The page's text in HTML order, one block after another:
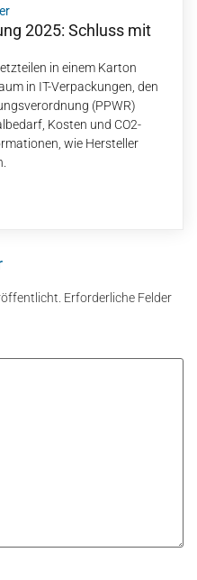
2025: Schluss mit
in einem Karton
in IT-Verpackungen, den
(PPWR)
Kosten und CO2-
wie Hersteller
Erforderliche Felder